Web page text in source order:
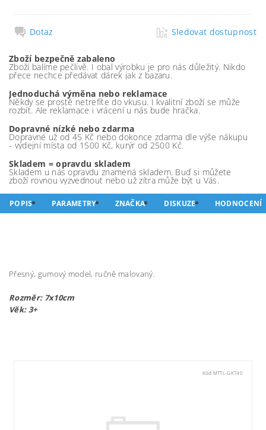
Dotaz Sledovat dostupnost
Zboží bezpečně zabaleno
Zboží balíme pečlivě. I obal výrobku je pro nás důležitý. Nikdo
přece nechce předávat dárek jak z bazaru.
Jednoduchá výměna nebo reklamace
Někdy se prostě netrefíte do vkusu. I kvalitní zboží se může
rozbít. Ale reklamace i vrácení u nás bude hračka.
Dopravné nízké nebo zdarma
Dopravné už od 45 Kč nebo dokonce zdarma dle výše nákupu
- výdejní místa od 1500 Kč, kurýr od 2500 Kč.
Skladem = opravdu skladem
Skladem u nás opravdu znamená skladem. Buď si můžete
zboží rovnou vyzvednout nebo už zítra může být u Vás.
POPIS PARAMETRY ZNAČKA DISKUZE HODNOCENÍ
Přesný, gumový model, ručně malovaný.
Rozměr: 7x10cm
Věk: 3+
Kód: MTTL-GKT40